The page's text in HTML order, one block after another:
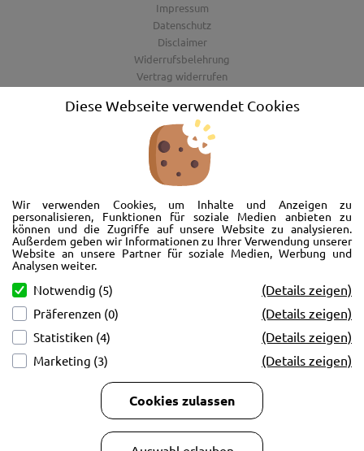
Diese Webseite verwendet Cookies
Wir verwenden Cookies, um Inhalte und Anzeigen zu
personalisieren, Funktionen für soziale Medien anbieten zu
können und die Zugriffe auf unsere Website zu analysieren.
Außerdem geben wir Informationen zu Ihrer Verwendung unserer
Website an unsere Partner für soziale Medien, Werbung und
Analysen weiter.
Notwendig (5) (Details zeigen)
Präferenzen (0) (Details zeigen)
Statistiken (4) (Details zeigen)
Marketing (3) (Details zeigen)
Cookies zulassen
Impressum
Datenschutz
Disclaimer
Widerrufsbelehrung
Vertrag widerrufen
Barrierefreiheitserklärung
Wir freuen uns, Sie im AutoShop Wimmer in Passau zu begrüßen. Wir
bieten Ihnen Kompletträder und Reifen für die Automarken Ford, Land
Rover, Range Rover, Volvo, Peugeot, Jaguar und Citroen. Hier in Passau
schlägt unser Herz rund um’s Auto. Wir bieten Ihnen Beratung,
Werkstatt, Service und natürlich Verkauf. Wollen Sie erstmal in Ruhe
von der Couch aus unsere Räder und Merchandise Artikel durchstöbern
und Ihre neuen Räder betrachten? Oder doch lieber eine Volvo Jacke
kaufen? Von Ford bis Volvo, wir bieten Ihnen tolle Fotos mit allen Infos
und schnellen Kontakt zum AutoShop Wimmer. Schreiben Sie eine Mail,
AutoCenter Wimmer GmbH & Co KG.